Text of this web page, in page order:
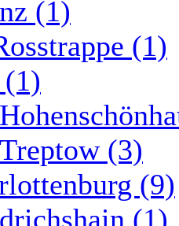
(1)
(1)
(3)
(9)
(1)